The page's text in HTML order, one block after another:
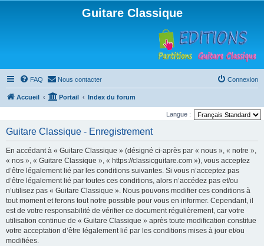
Guitare Classique
FAQ Nous contacter Connexion
Accueil Portail Index du forum
Langue :
Guitare Classique - Enregistrement
En accédant à « Guitare Classique » (désigné ci-après par « nous », « notre »,
« nos », « Guitare Classique », « https://classicguitare.com »), vous acceptez
d’être légalement lié par les conditions suivantes. Si vous n’acceptez pas
d’être légalement lié par toutes ces conditions, alors n’accédez pas et/ou
n’utilisez pas « Guitare Classique ». Nous pouvons modifier ces conditions à
tout moment et ferons tout notre possible pour vous en informer. Cependant, il
est de votre responsabilité de vérifier ce document régulièrement, car votre
utilisation continue de « Guitare Classique » après toute modification constitue
votre acceptation d’être légalement lié par les conditions mises à jour et/ou
modifiées.